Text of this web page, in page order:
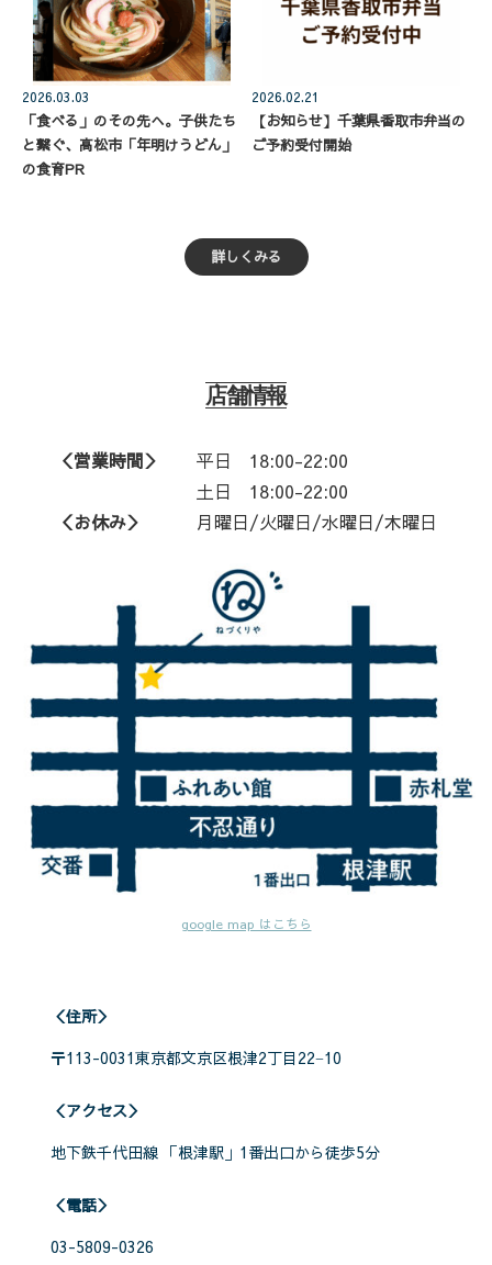
2026.03.03
「食べる」のその先へ。子供たち
と繋ぐ、高松市「年明けうどん」
の食育PR
2026.02.21
【お知らせ】千葉県香取市弁当の
ご予約受付開始
詳しくみる
店舗情報
＜営業時間＞ 平日
18:00-22:00
土日 18:00-22:00
＜お休み＞ 月曜日/火曜日/水曜日/木曜日
google map はこちら
＜住所＞
〒113-0031東京都文京区根津2丁目22−10
＜アクセス＞
地下鉄千代田線 「根津駅」1番出口から徒歩5分
＜電話＞
03-5809-0326